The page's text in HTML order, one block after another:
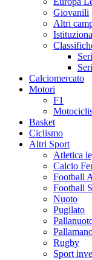
Giovanili
Altri
Calciomercato
Motori
F1
Basket
Ciclismo
Altri Sport
Atletica
Calcio
Football
Football
Nuoto
Pugilato
Rugby
Sport